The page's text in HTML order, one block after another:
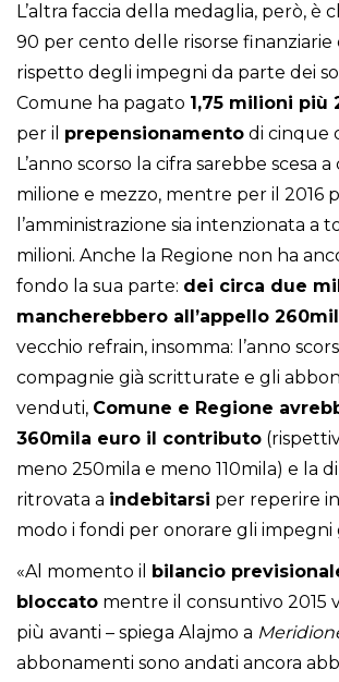
L’altra faccia della medaglia, però, è
90 per cento delle risorse finanziarie
rispetto degli impegni da parte dei
Comune ha pagato 1,75 milioni più
per il prepensionamento di cinque
L’anno scorso la cifra sarebbe scesa
milione e mezzo, mentre per il 2016
l’amministrazione sia intenzionata a
milioni. Anche la Regione non ha
fondo la sua parte: dei circa due
mancherebbero all’appello
vecchio refrain, insomma: l’anno
compagnie già scritturate e gli
venduti, Comune e Regione
360mila euro il contributo
meno 250mila e meno 110mila) e la
ritrovata a indebitarsi per reperire
modo i fondi per onorare gli impegni
«Al momento il bilancio
bloccato mentre il consuntivo 2015
più avanti – spiega Alajmo a
abbonamenti sono andati ancora